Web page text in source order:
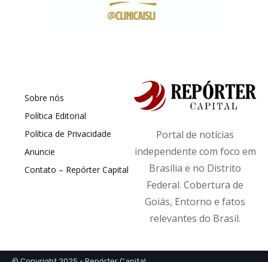
Sobre nós
Política Editorial
Política de Privacidade
Anuncie
Contato – Repórter Capital
Portal de notícias
independente com foco em
Brasília e no Distrito
Federal. Cobertura de
Goiás, Entorno e fatos
relevantes do Brasil.